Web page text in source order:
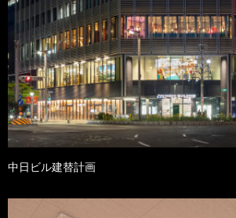
中日ビル建替計画